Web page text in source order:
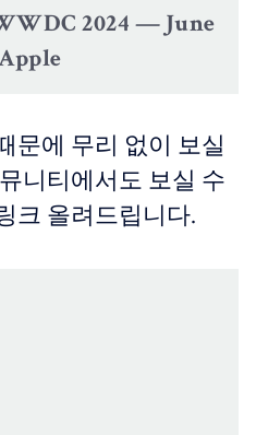
2024 — June
문에 무리 없이 보실
니티에서도 보실 수
크 올려드립니다.